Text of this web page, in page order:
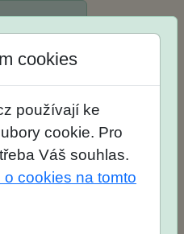
cookies
používají ke
cookie. Pro
Váš souhlas.
cookies na tomto